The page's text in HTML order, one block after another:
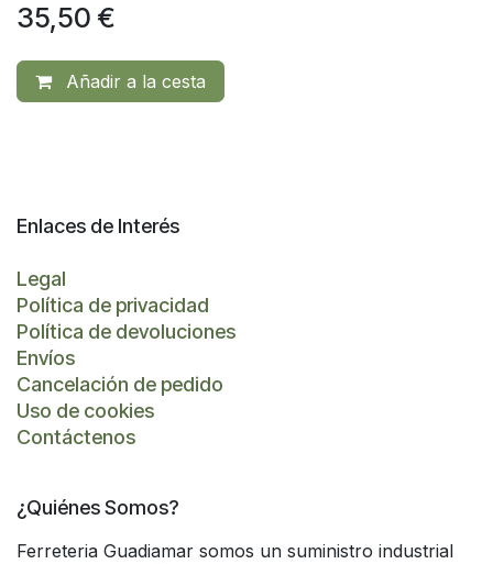
35,50 €
Añadir a la cesta
Enlaces de Interés
Legal
Política de privacidad
Política de devoluciones
Envíos
Cancelación de pedido
Uso de cookies
Contáctenos
¿Quiénes Somos?
Ferreteria Guadiamar somos un suministro industrial